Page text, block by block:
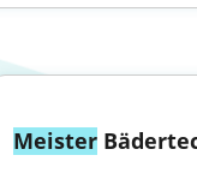
Meister